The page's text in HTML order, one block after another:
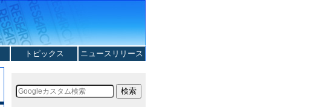
トピックス ニュースリリース